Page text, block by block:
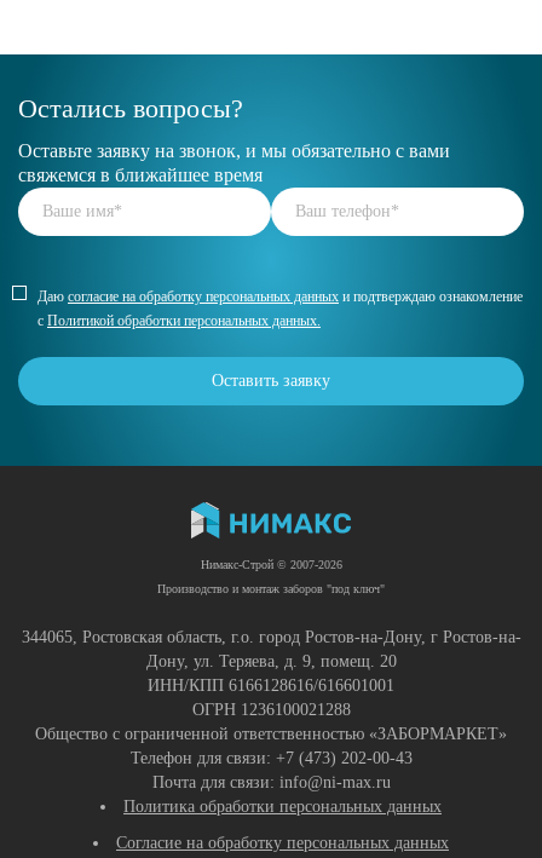
Остались вопросы?
Оставьте заявку на звонок, и мы обязательно с вами
свяжемся в ближайшее время
Даю согласие на обработку персональных данных и подтверждаю ознакомление
с Политикой обработки персональных данных.
Оставить заявку
Нимакс-Строй © 2007-2026
Производство и монтаж заборов "под ключ"
344065, Ростовская область, г.о. город Ростов-на-Дону, г Ростов-на-
Дону, ул. Теряева, д. 9, помещ. 20
ИНН/КПП 6166128616/616601001
ОГРН 1236100021288
Общество с ограниченной ответственностью «ЗАБОРМАРКЕТ»
Телефон для связи: +7 (473) 202-00-43
Почта для связи: info@ni-max.ru
Политика обработки персональных данных
Согласие на обработку персональных данных